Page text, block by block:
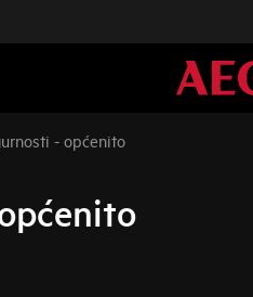
- općenito